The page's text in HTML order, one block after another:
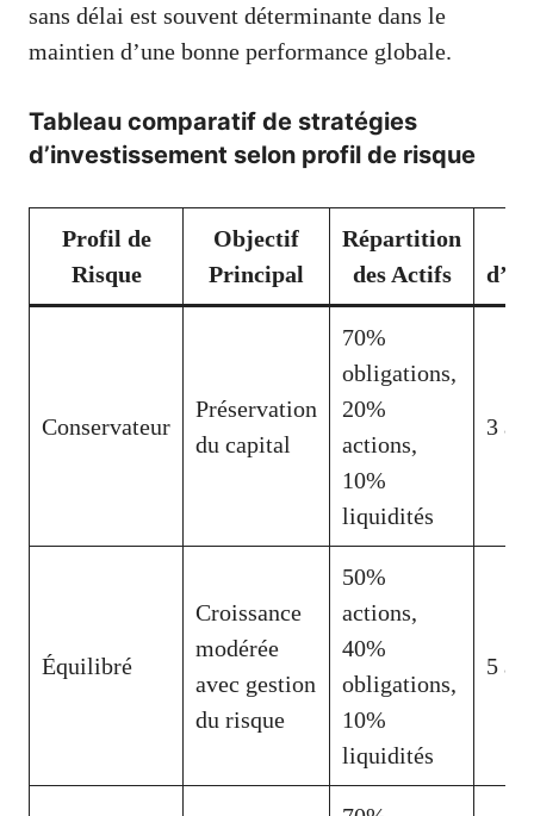
sans délai est souvent déterminante dans le
maintien d’une bonne performance globale.
Tableau comparatif de stratégies
d’investissement selon profil de risque
Profil de
Risque
Objectif
Principal
Répartition
des Actifs
Conservateur
Préservation
du capital
70%
obligations,
20%
actions,
10%
liquidités
3 à
Équilibré
Croissance
modérée
avec gestion
du risque
50%
actions,
40%
obligations,
10%
liquidités
5 à